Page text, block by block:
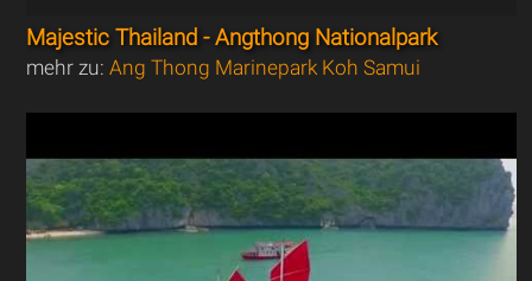
Majestic Thailand - Angthong Nationalpark
mehr zu:Ang Thong Marinepark Koh Samui